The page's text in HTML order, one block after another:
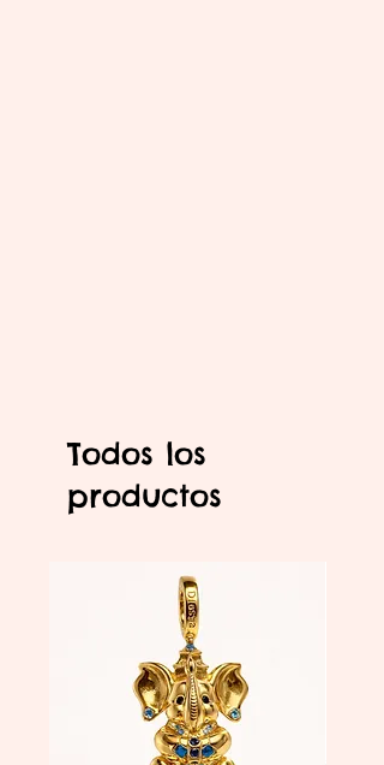
Todos los
productos